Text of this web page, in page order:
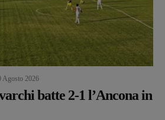
Agosto 2026
batte 2-1 l’Ancona in